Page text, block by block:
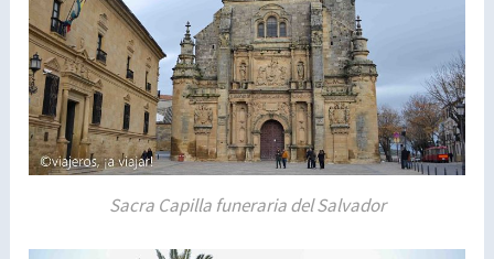
Sacra Capilla funeraria del Salvador